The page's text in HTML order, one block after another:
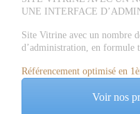
UNE INTERFACE
Site Vitrine avec un nombre
d’administration, en formule
Référencement optimisé en
Voir nos